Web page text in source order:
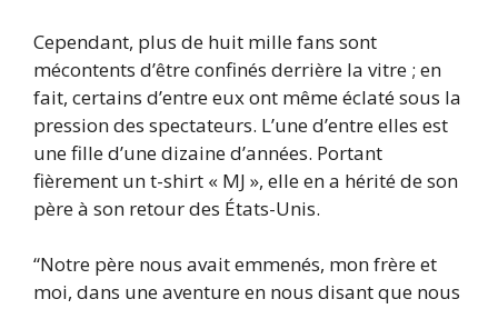
Cependant, plus de huit mille fans sont
mécontents d’être confinés derrière la vitre ; en
fait, certains d’entre eux ont même éclaté sous la
pression des spectateurs. L’une d’entre elles est
une fille d’une dizaine d’années. Portant
fièrement un t-shirt « MJ », elle en a hérité de son
père à son retour des États-Unis.
“Notre père nous avait emmenés, mon frère et
moi, dans une aventure en nous disant que nous